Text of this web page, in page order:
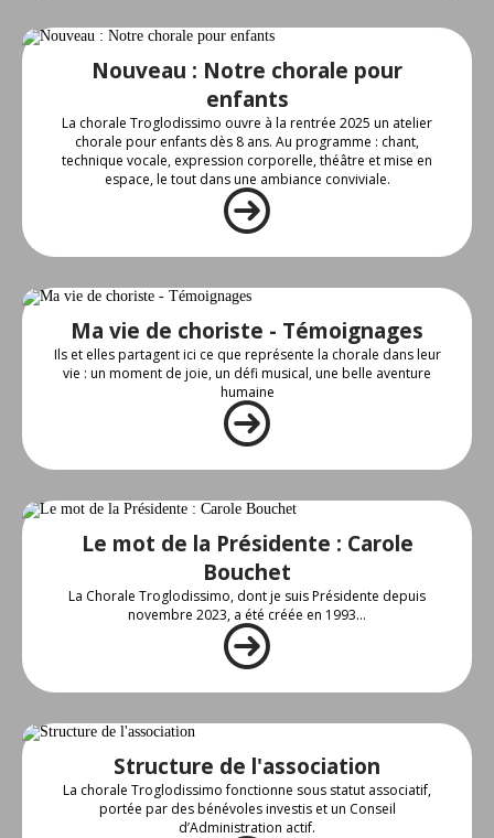
Nouveau : Notre chorale pour
enfants
La chorale Troglodissimo ouvre à la rentrée 2025 un atelier
chorale pour enfants dès 8 ans. Au programme : chant,
technique vocale, expression corporelle, théâtre et mise en
espace, le tout dans une ambiance conviviale.
Ma vie de choriste - Témoignages
Ils et elles partagent ici ce que représente la chorale dans leur
vie : un moment de joie, un défi musical, une belle aventure
humaine
Le mot de la Présidente : Carole
Bouchet
La Chorale Troglodissimo, dont je suis Présidente depuis
novembre 2023, a été créée en 1993...
Structure de l'association
La chorale Troglodissimo fonctionne sous statut associatif,
portée par des bénévoles investis et un Conseil
d’Administration actif.